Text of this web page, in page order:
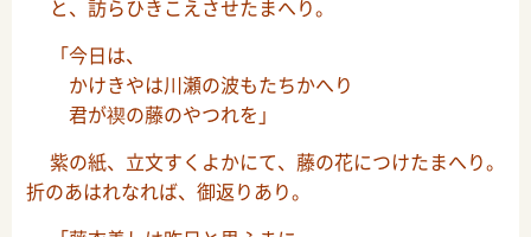
と、訪らひきこえさせたまへり。
「今日は、
かけきやは川瀬の波もたちかへり
君が禊の藤のやつれを」
紫の紙、立文すくよかにて、藤の花につけたまへり。
折のあはれなれば、御返りあり。